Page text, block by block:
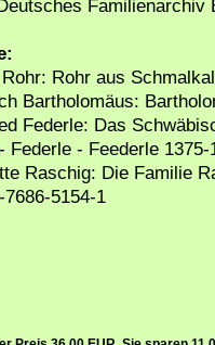
Familienarchiv
Rohr aus
Bartholomäus:
Federle: Das
Federle - Feederle
Raschig: Die Familie
7686-5154-1